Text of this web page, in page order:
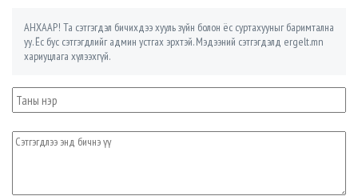
АНХААР! Та сэтгэгдэл бичихдээ хууль зүйн болон ёс суртахууныг баримтална
уу. Ёс бус сэтгэгдлийг админ устгах эрхтэй. Мэдээний сэтгэгдэлд ergelt.mn
хариуцлага хүлээхгүй.